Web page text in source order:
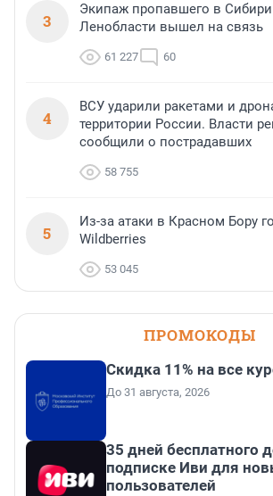
3
Экипаж пропавшего в
Ленобласти вышел на связь
61 227 60
4
ВСУ ударили ракетами и
территории России. Власти
сообщили о пострадавших
58 755
5
Из-за атаки в Красном Бору
Wildberries
53 045
ПРОМОКОДЫ
Скидка 11% на все
До 31 августа, 2026
35 дней бесплатного
подписке Иви для
пользователей